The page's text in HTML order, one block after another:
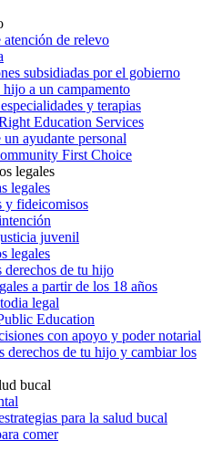
atención de relevo
subsidiadas por el gobierno
a un campamento
y terapias
Education Services
ayudante personal
First Choice
legales
legales
y fideicomisos
juvenil
legales
derechos de tu hijo
a partir de los 18 años
legal
Education
con apoyo y poder notarial
derechos de tu hijo y cambiar los
bucal
para la salud bucal
comer